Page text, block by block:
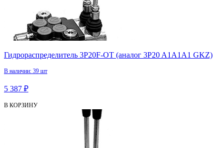
Гидрораспределитель 3P20F-OT (аналог 3P20 A1А1А1 GKZ)
В наличии: 39 шт
5 387 ₽
В КОРЗИНУ